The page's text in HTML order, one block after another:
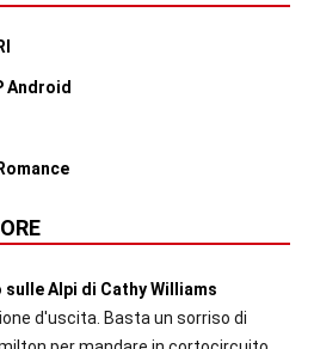
Android
sulle Alpi di Cathy Williams
d'uscita. Basta un sorriso di